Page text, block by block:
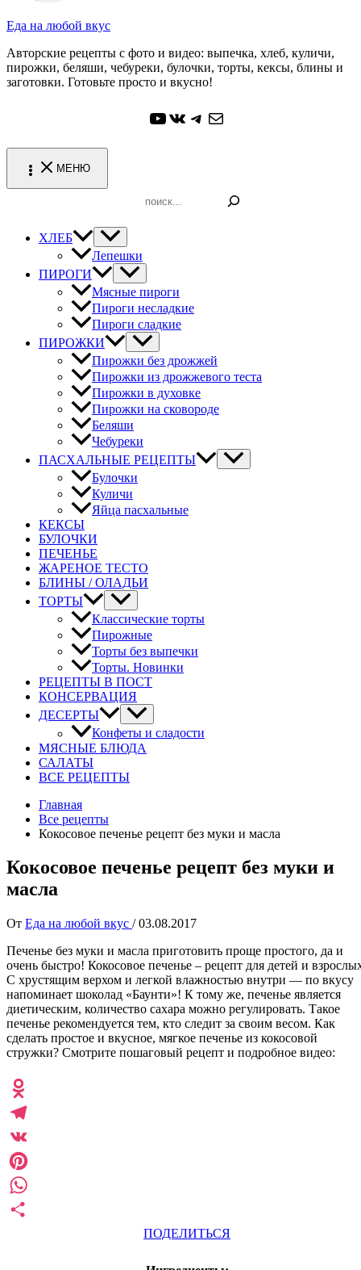
Еда на любой вкус
Авторские рецепты с фото и видео: выпечка, хлеб, куличи,
пирожки, беляши, чебуреки, булочки, торты, кексы, блины и
заготовки. Готовьте просто и вкусно!
YouTube
ВКонтакте
Telegram
Почта
МЕНЮ
ХЛЕБ
Лепешки
ПИРОГИ
Мясные пироги
Пироги несладкие
Пироги сладкие
ПИРОЖКИ
Пирожки без дрожжей
Пирожки из дрожжевого теста
Пирожки в духовке
Пирожки на сковороде
Беляши
Чебуреки
ПАСХАЛЬНЫЕ РЕЦЕПТЫ
Булочки
Куличи
Яйца пасхальные
КЕКСЫ
БУЛОЧКИ
ПЕЧЕНЬЕ
ЖАРЕНОЕ ТЕСТО
БЛИНЫ / ОЛАДЬИ
ТОРТЫ
Классические торты
Пирожные
Торты без выпечки
Торты. Новинки
РЕЦЕПТЫ В ПОСТ
КОНСЕРВАЦИЯ
ДЕСЕРТЫ
Конфеты и сладости
МЯСНЫЕ БЛЮДА
САЛАТЫ
ВСЕ РЕЦЕПТЫ
Главная
Все рецепты
Кокосовое печенье рецепт без муки и масла
Кокосовое печенье рецепт без муки и
масла
От Еда на любой вкус /03.08.2017
Печенье без муки и масла приготовить проще простого, да и
очень быстро! Кокосовое печенье – рецепт для детей и
С хрустящим верхом и легкой влажностью внутри — по вкусу
напоминает шоколад «Баунти»! К тому же, печенье является
диетическим, количество сахара можно регулировать. Такое
печенье рекомендуется тем, кто следит за своим весом. Как
сделать простое и вкусное, мягкое печенье из кокосовой
стружки? Смотрите пошаговый рецепт и подробное видео:
ПОДЕЛИТЬСЯ